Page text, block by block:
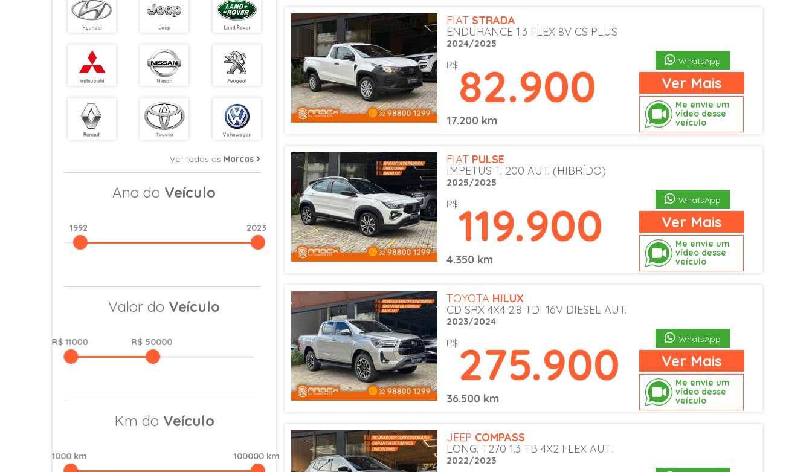
Ver todas as Marcas
Ano do Veículo
1992 2023
Valor do Veículo
R$ 11000 R$ 50000
Km do Veículo
1000 km 100000 km
Me envie um
vídeo desse
veículo
FIAT STRADA
ENDURANCE 1.3 FLEX 8V CS PLUS
2024/2025
R$ 82.900 WhatsApp
Ver Mais
17.200 km
Me envie um
vídeo desse
veículo
FIAT PULSE
IMPETUS T. 200 AUT. (HIBRÍDO)
2025/2025
R$119.900 WhatsApp
Ver Mais
4.350 km
Me envie um
vídeo desse
veículo
TOYOTA HILUX
CD SRX 4X4 2.8 TDI 16V DIESEL AUT.
2023/2024
R$ 275.900 WhatsApp
Ver Mais
36.500 km
JEEP COMPASS
LONG. T270 1.3 TB 4X2 FLEX AUT.
2022/2023